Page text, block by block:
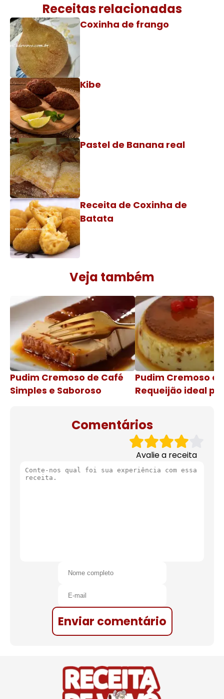
Receitas relacionadas
Coxinha de frango
Kibe
Pastel de Banana real
Receita de Coxinha de
Batata
Veja também
Pudim Cremoso de Café
Simples e Saboroso
Pudim Cremoso
Requeijão ideal
Comentários
Avalie a receita
Enviar comentário